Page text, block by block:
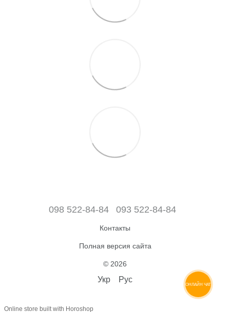
098 522-84-84 093 522-84-84
Контакты
Полная версия сайта
© 2026
Укр Рус
Online store built with Horoshop
ОНЛАЙН ЧАТ